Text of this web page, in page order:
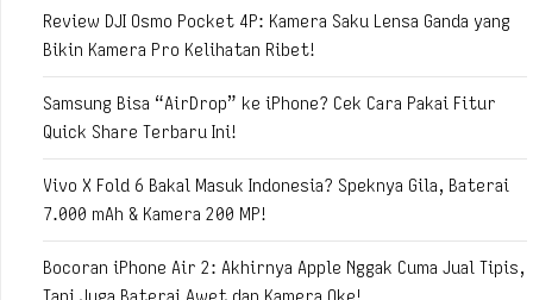
Review DJI Osmo Pocket 4P: Kamera Saku Lensa Ganda yang
Bikin Kamera Pro Kelihatan Ribet!
Samsung Bisa “AirDrop” ke iPhone? Cek Cara Pakai Fitur
Quick Share Terbaru Ini!
Vivo X Fold 6 Bakal Masuk Indonesia? Speknya Gila, Baterai
7.000 mAh & Kamera 200 MP!
Bocoran iPhone Air 2: Akhirnya Apple Nggak Cuma Jual Tipis,
Tapi Juga Baterai Awet dan Kamera Oke!